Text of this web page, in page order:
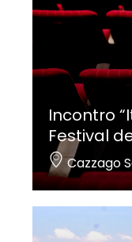
Incontro
Festival
Cazzago